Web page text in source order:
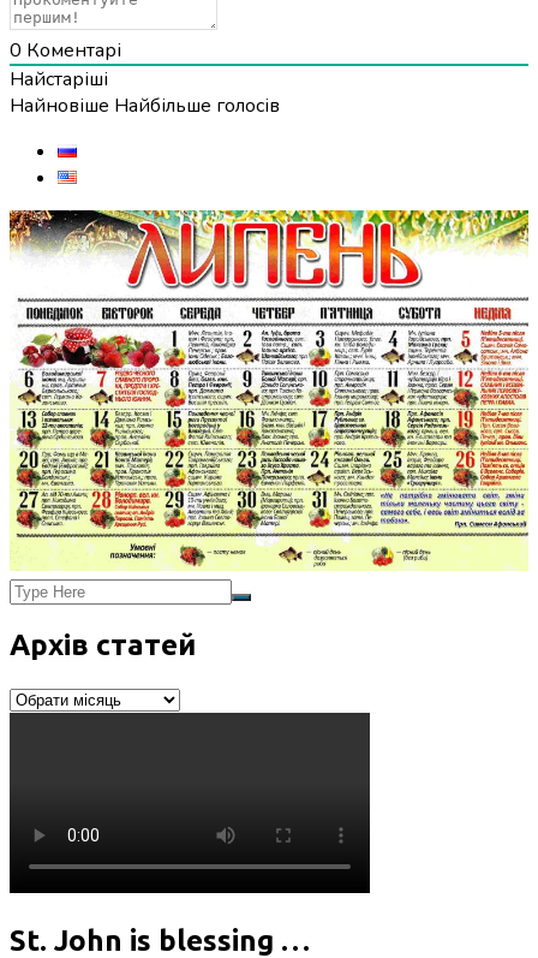
0 Коментарі
Найстаріші
Найновіше Найбільше голосів
Архів статей
Архів
St. John is blessing …